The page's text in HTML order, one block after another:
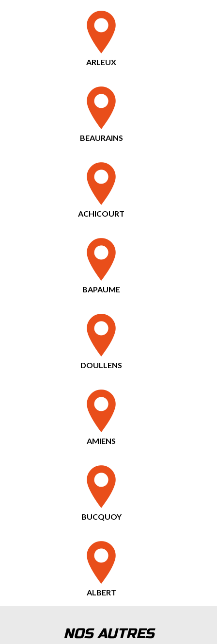
ARLEUX
BEAURAINS
ACHICOURT
BAPAUME
DOULLENS
AMIENS
BUCQUOY
ALBERT
NOS AUTRES